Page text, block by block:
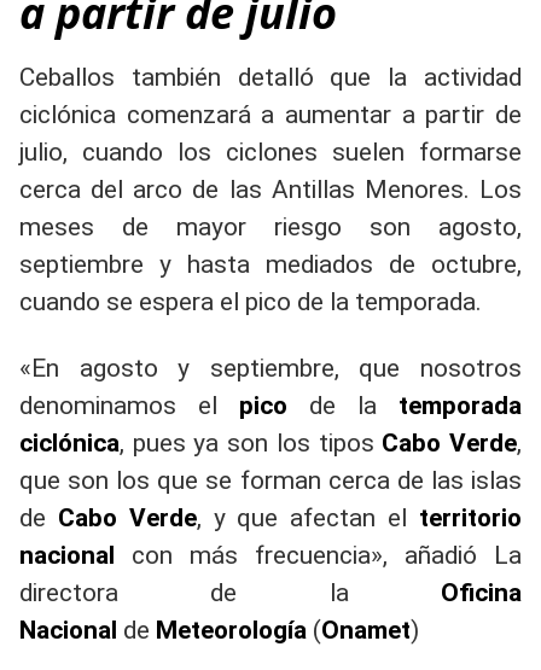
a partir de julio
Ceballos también detalló que la actividad
ciclónica comenzará a aumentar a partir de
julio, cuando los ciclones suelen formarse
cerca del arco de las Antillas Menores. Los
meses de mayor riesgo son agosto,
septiembre y hasta mediados de octubre,
cuando se espera el pico de la temporada.
«En agosto y septiembre, que nosotros
denominamos el pico de la temporada
ciclónica, pues ya son los tipos Cabo Verde,
que son los que se forman cerca de las islas
de Cabo Verde, y que afectan el territorio
nacional con más frecuencia», añadió La
directora de la Oficina
Nacional de Meteorología (Onamet)